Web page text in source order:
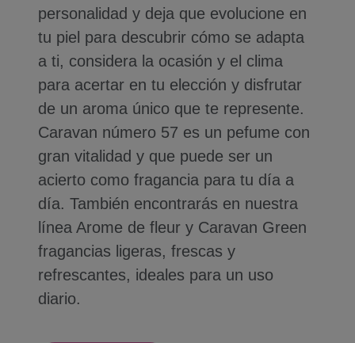
personalidad y deja que evolucione en
tu piel para descubrir cómo se adapta
a ti, considera la ocasión y el clima
para acertar en tu elección y disfrutar
de un aroma único que te represente.
Caravan número 57 es un pefume con
gran vitalidad y que puede ser un
acierto como fragancia para tu día a
día. También encontrarás en nuestra
línea Arome de fleur y Caravan Green
fragancias ligeras, frescas y
refrescantes, ideales para un uso
diario.